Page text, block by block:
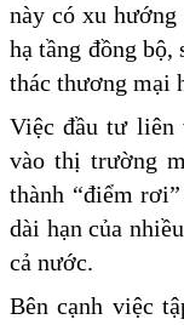
này có xu hướng
hạ tầng đồng
thác thương mại
Việc đầu tư liên
vào thị trường
thành “điểm
dài hạn của
cả nước.
Bên cạnh việc